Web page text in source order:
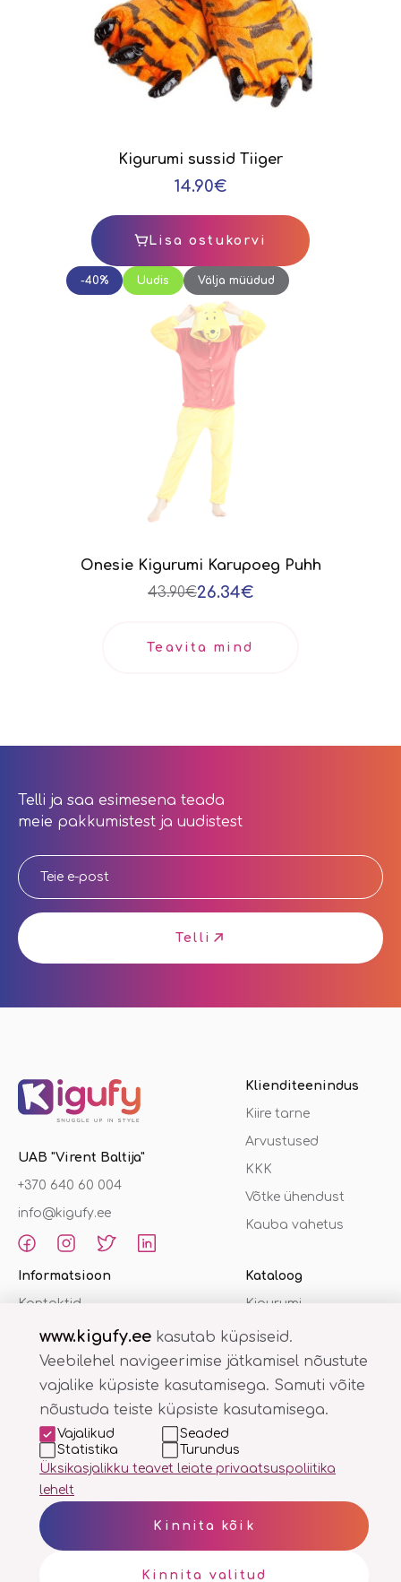
Kigurumi sussid Tiiger
14.90€
Lisa ostukorvi
-40% Uudis Välja müüdud
Onesie Kigurumi Karupoeg Puhh
43.90€26.34€
Teavita mind
Telli ja saa esimesena teada
meie pakkumistest ja uudistest
Telli
UAB "Virent Baltija"
+370 640 60 004
info@kigufy.ee
Klienditeenindus
Kiire tarne
Arvustused
KKK
Võtke ühendust
Kauba vahetus
Informatsioon
Kontaktid
Privaatsuspoliitika
Ostutingimused
Kataloog
Kigurumi
Sussid
Kigufy.lt Kigufy.lv Kigufy.ee
www.kigufy.ee kasutab küpsiseid.
Veebilehel navigeerimise jätkamisel nõustute
vajalike küpsiste kasutamisega. Samuti võite
nõustuda teiste küpsiste kasutamisega.
Vajalikud
Seaded
Statistika
Turundus
Üksikasjalikku teavet leiate privaatsuspoliitika
lehelt
Kinnita kõik
Kinnita valitud